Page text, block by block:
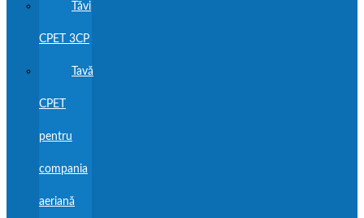
Tăvi
CPET 3CP
Tavă
CPET
pentru
compania
aeriană